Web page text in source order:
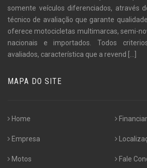
somente veículos diferenciados, através
técnico de avaliação que garante
oferece motocicletas multimarcas, semi-
nacionais e importados. Todos
avaliados, característica que a revend [...]
MAPA DO SITE
Home
Empresa
Motos Fale